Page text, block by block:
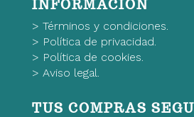
INFORMACIÓN
> Términos y condiciones.
> Política de privacidad.
> Política de cookies.
> Aviso legal.
TUS COMPRAS